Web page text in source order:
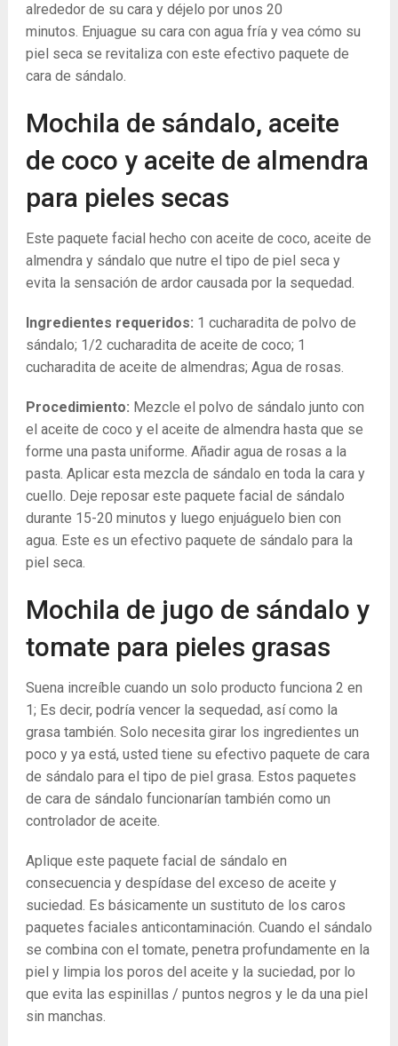
alrededor de su cara y déjelo por unos 20
minutos. Enjuague su cara con agua fría y vea cómo su
piel seca se revitaliza con este efectivo paquete de
cara de sándalo.
Mochila de sándalo, aceite
de coco y aceite de almendra
para pieles secas
Este paquete facial hecho con aceite de coco, aceite de
almendra y sándalo que nutre el tipo de piel seca y
evita la sensación de ardor causada por la sequedad.
Ingredientes requeridos: 1 cucharadita de polvo de
sándalo; 1/2 cucharadita de aceite de coco; 1
cucharadita de aceite de almendras; Agua de rosas.
Procedimiento: Mezcle el polvo de sándalo junto con
el aceite de coco y el aceite de almendra hasta que se
forme una pasta uniforme. Añadir agua de rosas a la
pasta. Aplicar esta mezcla de sándalo en toda la cara y
cuello. Deje reposar este paquete facial de sándalo
durante 15-20 minutos y luego enjuáguelo bien con
agua. Este es un efectivo paquete de sándalo para la
piel seca.
Mochila de jugo de sándalo y
tomate para pieles grasas
Suena increíble cuando un solo producto funciona 2 en
1; Es decir, podría vencer la sequedad, así como la
grasa también. Solo necesita girar los ingredientes un
poco y ya está, usted tiene su efectivo paquete de cara
de sándalo para el tipo de piel grasa. Estos paquetes
de cara de sándalo funcionarían también como un
controlador de aceite.
Aplique este paquete facial de sándalo en
consecuencia y despídase del exceso de aceite y
suciedad. Es básicamente un sustituto de los caros
paquetes faciales anticontaminación. Cuando el sándalo
se combina con el tomate, penetra profundamente en la
piel y limpia los poros del aceite y la suciedad, por lo
que evita las espinillas / puntos negros y le da una piel
sin manchas.